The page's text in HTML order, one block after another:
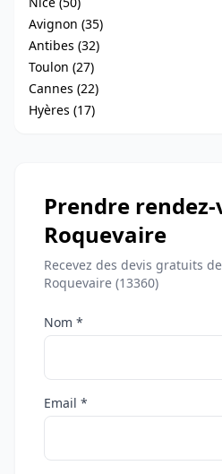
Avignon (35)
Antibes (32)
Toulon (27)
Cannes (22)
Hyères (17)
Prendre rendez-
Roquevaire
Recevez des devis gratuits
Roquevaire (13360)
Nom *
Email *